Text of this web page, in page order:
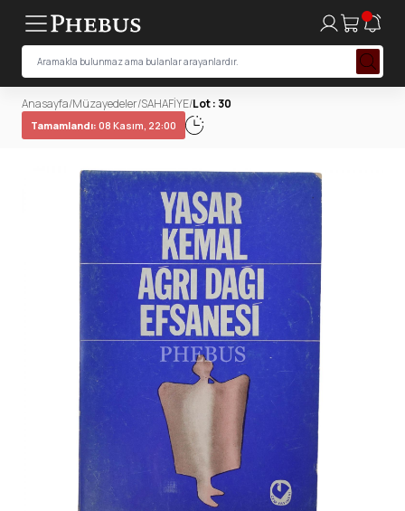
Anasayfa/Müzayedeler/SAHAFİYE/Lot : 30
Tamamlandı: 08 Kasım, 22:00